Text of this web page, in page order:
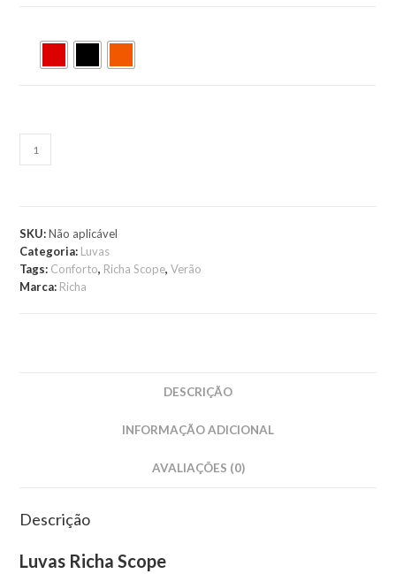
SKU:Não aplicável
Categoria: Luvas
Tags: Conforto, Richa Scope,Verão
Marca: Richa
DESCRIÇÃO
INFORMAÇÃO ADICIONAL
AVALIAÇÕES (0)
Descrição
Luvas Richa Scope